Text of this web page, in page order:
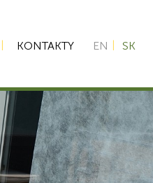
KONTAKTY EN SK